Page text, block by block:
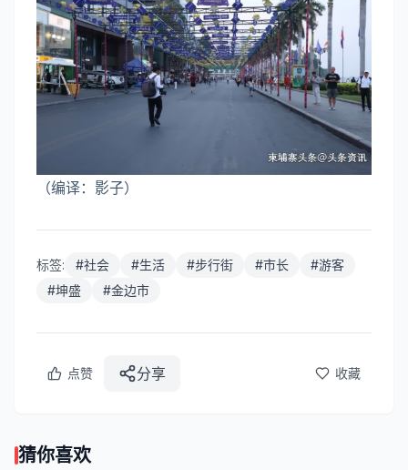
（编译：影子）
标签: #社会 #生活 #步行街 #市长 #游客
#坤盛 #金边市
点赞 分享 收藏
猜你喜欢